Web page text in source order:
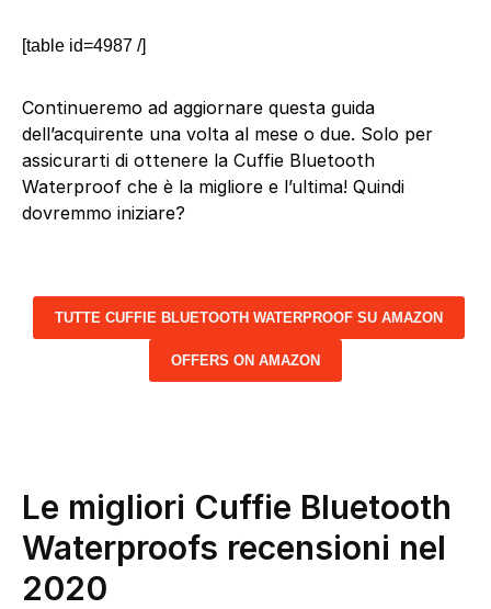
[table id=4987 /]
Continueremo ad aggiornare questa guida
dell’acquirente una volta al mese o due. Solo per
assicurarti di ottenere la Cuffie Bluetooth
Waterproof che è la migliore e l’ultima! Quindi
dovremmo iniziare?
TUTTE CUFFIE BLUETOOTH WATERPROOF SU AMAZON
OFFERS ON AMAZON
Le migliori Cuffie Bluetooth
Waterproofs recensioni nel
2020